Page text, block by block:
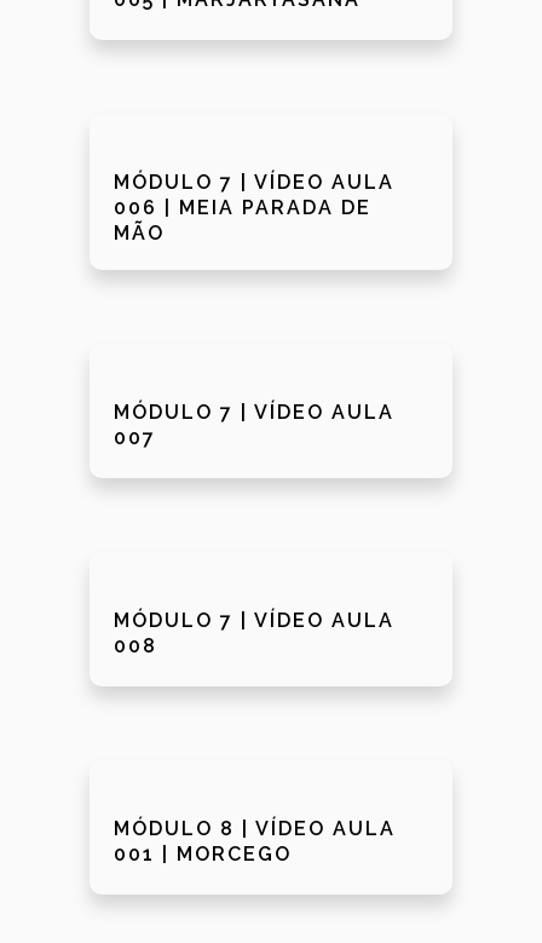
MÓDULO 7 | VÍDEO AULA
006 | MEIA PARADA DE
MÃO
MÓDULO 7 | VÍDEO AULA
007
MÓDULO 7 | VÍDEO AULA
008
MÓDULO 8 | VÍDEO AULA
001 | MORCEGO